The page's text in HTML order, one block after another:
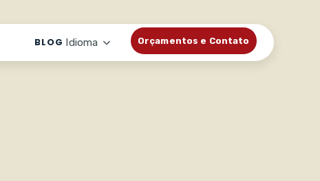
BLOG Idioma Orçamentos e Contato